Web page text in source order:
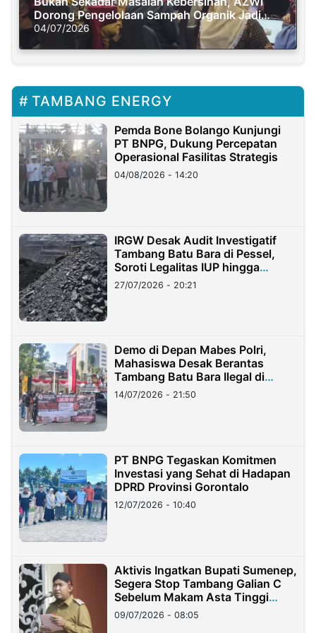
Dorong Pengelolaan Sampah Organik Jadi
Solusi Krisis Iklim
04/07/2026
TAMBANG ENERGY
Pemda Bone Bolango Kunjungi
PT BNPG, Dukung Percepatan
Operasional Fasilitas Strategis
04/08/2026 - 14:20
IRGW Desak Audit Investigatif
Tambang Batu Bara di Pessel,
Soroti Legalitas IUP hingga
Stockpile
27/07/2026 - 20:21
Demo di Depan Mabes Polri,
Mahasiswa Desak Berantas
Tambang Batu Bara Ilegal di
Lampung
14/07/2026 - 21:50
PT BNPG Tegaskan Komitmen
Investasi yang Sehat di Hadapan
DPRD Provinsi Gorontalo
12/07/2026 - 10:40
Aktivis Ingatkan Bupati Sumenep,
Segera Stop Tambang Galian C
Sebelum Makam Asta Tinggi
Longsor
09/07/2026 - 08:05